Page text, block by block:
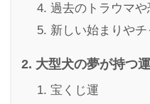
過去のトラウマ
新しい始まりや
大型犬の夢が持つ
宝くじ運